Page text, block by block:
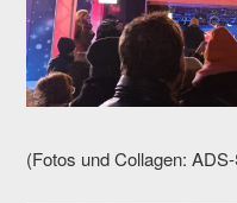
(Fotos und Collagen: